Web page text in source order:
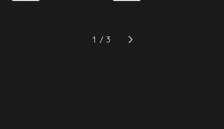
る思いを抱き始めたミンソは、訪ね
に包まれた赤子を発見、捨てられた
た、ムンスと宿に立ち寄るチルボク
ていくチルボクは、行く先で目にし
たある光景に驚いて…。
1